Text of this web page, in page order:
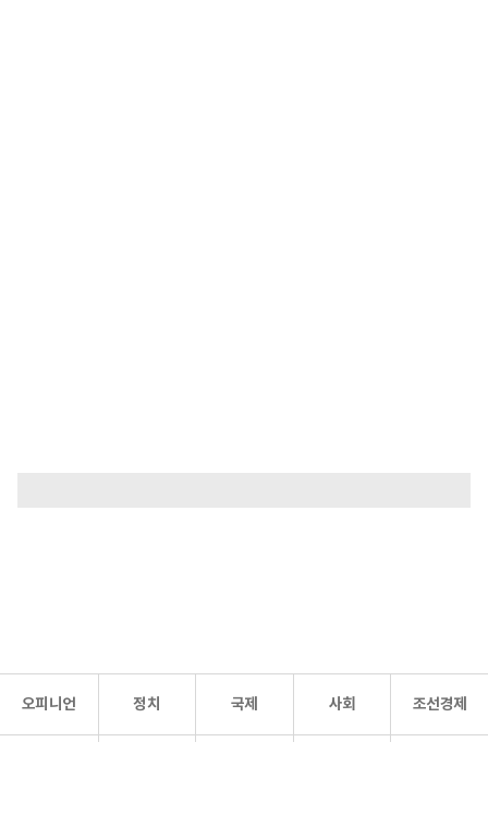
오피니언 정치 국제 사회 조선경제